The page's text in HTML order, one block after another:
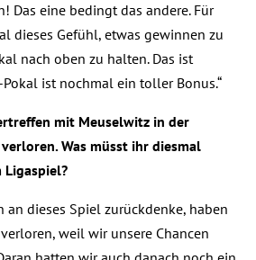
Das eine bedingt das andere. Für
dieses Gefühl, etwas gewinnen zu
nach oben zu halten. Das ist
ist nochmal ein toller Bonus.“
mit Meuselwitz in der
Was müsst ihr diesmal
Ligaspiel?
an dieses Spiel zurückdenke, haben
weil wir unsere Chancen